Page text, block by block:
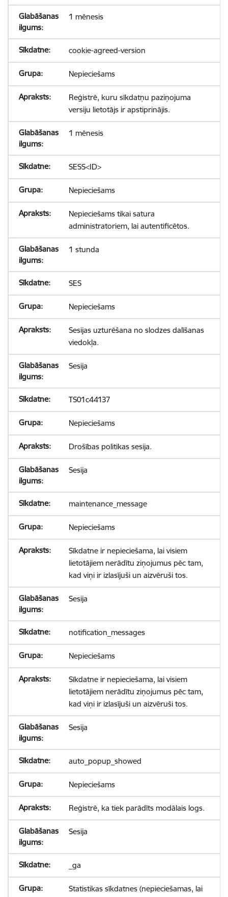
1 mēnesis
cookie-agreed-version
Nepieciešams
Reģistrē, kuru sīkdatņu paziņojuma
versiju lietotājs ir apstiprinājis.
1 mēnesis
SESS<ID>
Nepieciešams
Nepieciešams tikai satura
administratoriem, lai autentificētos.
1 stunda
SES
Nepieciešams
Sesijas uzturēšana no slodzes dalīšanas
viedokļa.
Sesija
TS01c44137
Nepieciešams
Drošības politikas sesija.
Sesija
maintenance_message
Nepieciešams
Sīkdatne ir nepieciešama, lai visiem
lietotājiem nerādītu ziņojumus pēc tam,
kad viņi ir izlasījuši un aizvēruši tos.
Sesija
notification_messages
Nepieciešams
Sīkdatne ir nepieciešama, lai visiem
lietotājiem nerādītu ziņojumus pēc tam,
kad viņi ir izlasījuši un aizvēruši tos.
Sesija
auto_popup_showed
Nepieciešams
Reģistrē, ka tiek parādīts modālais logs.
Sesija
_ga
Statistikas sīkdatnes (nepieciešamas, lai